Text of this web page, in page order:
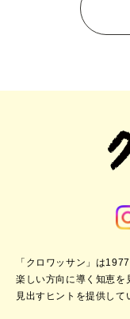
「クロワッサン」は
楽しい方向に導く知恵を
見出すヒントを提供して